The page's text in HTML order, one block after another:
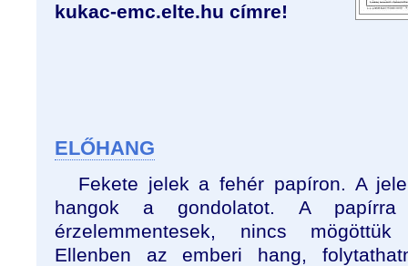
kukac-emc.elte.hu címre!
ELŐHANG
Fekete jelek a fehér papíron. A
hangok a gondolatot. A papírra
érzelemmentesek, nincs
Ellenben az emberi hang,